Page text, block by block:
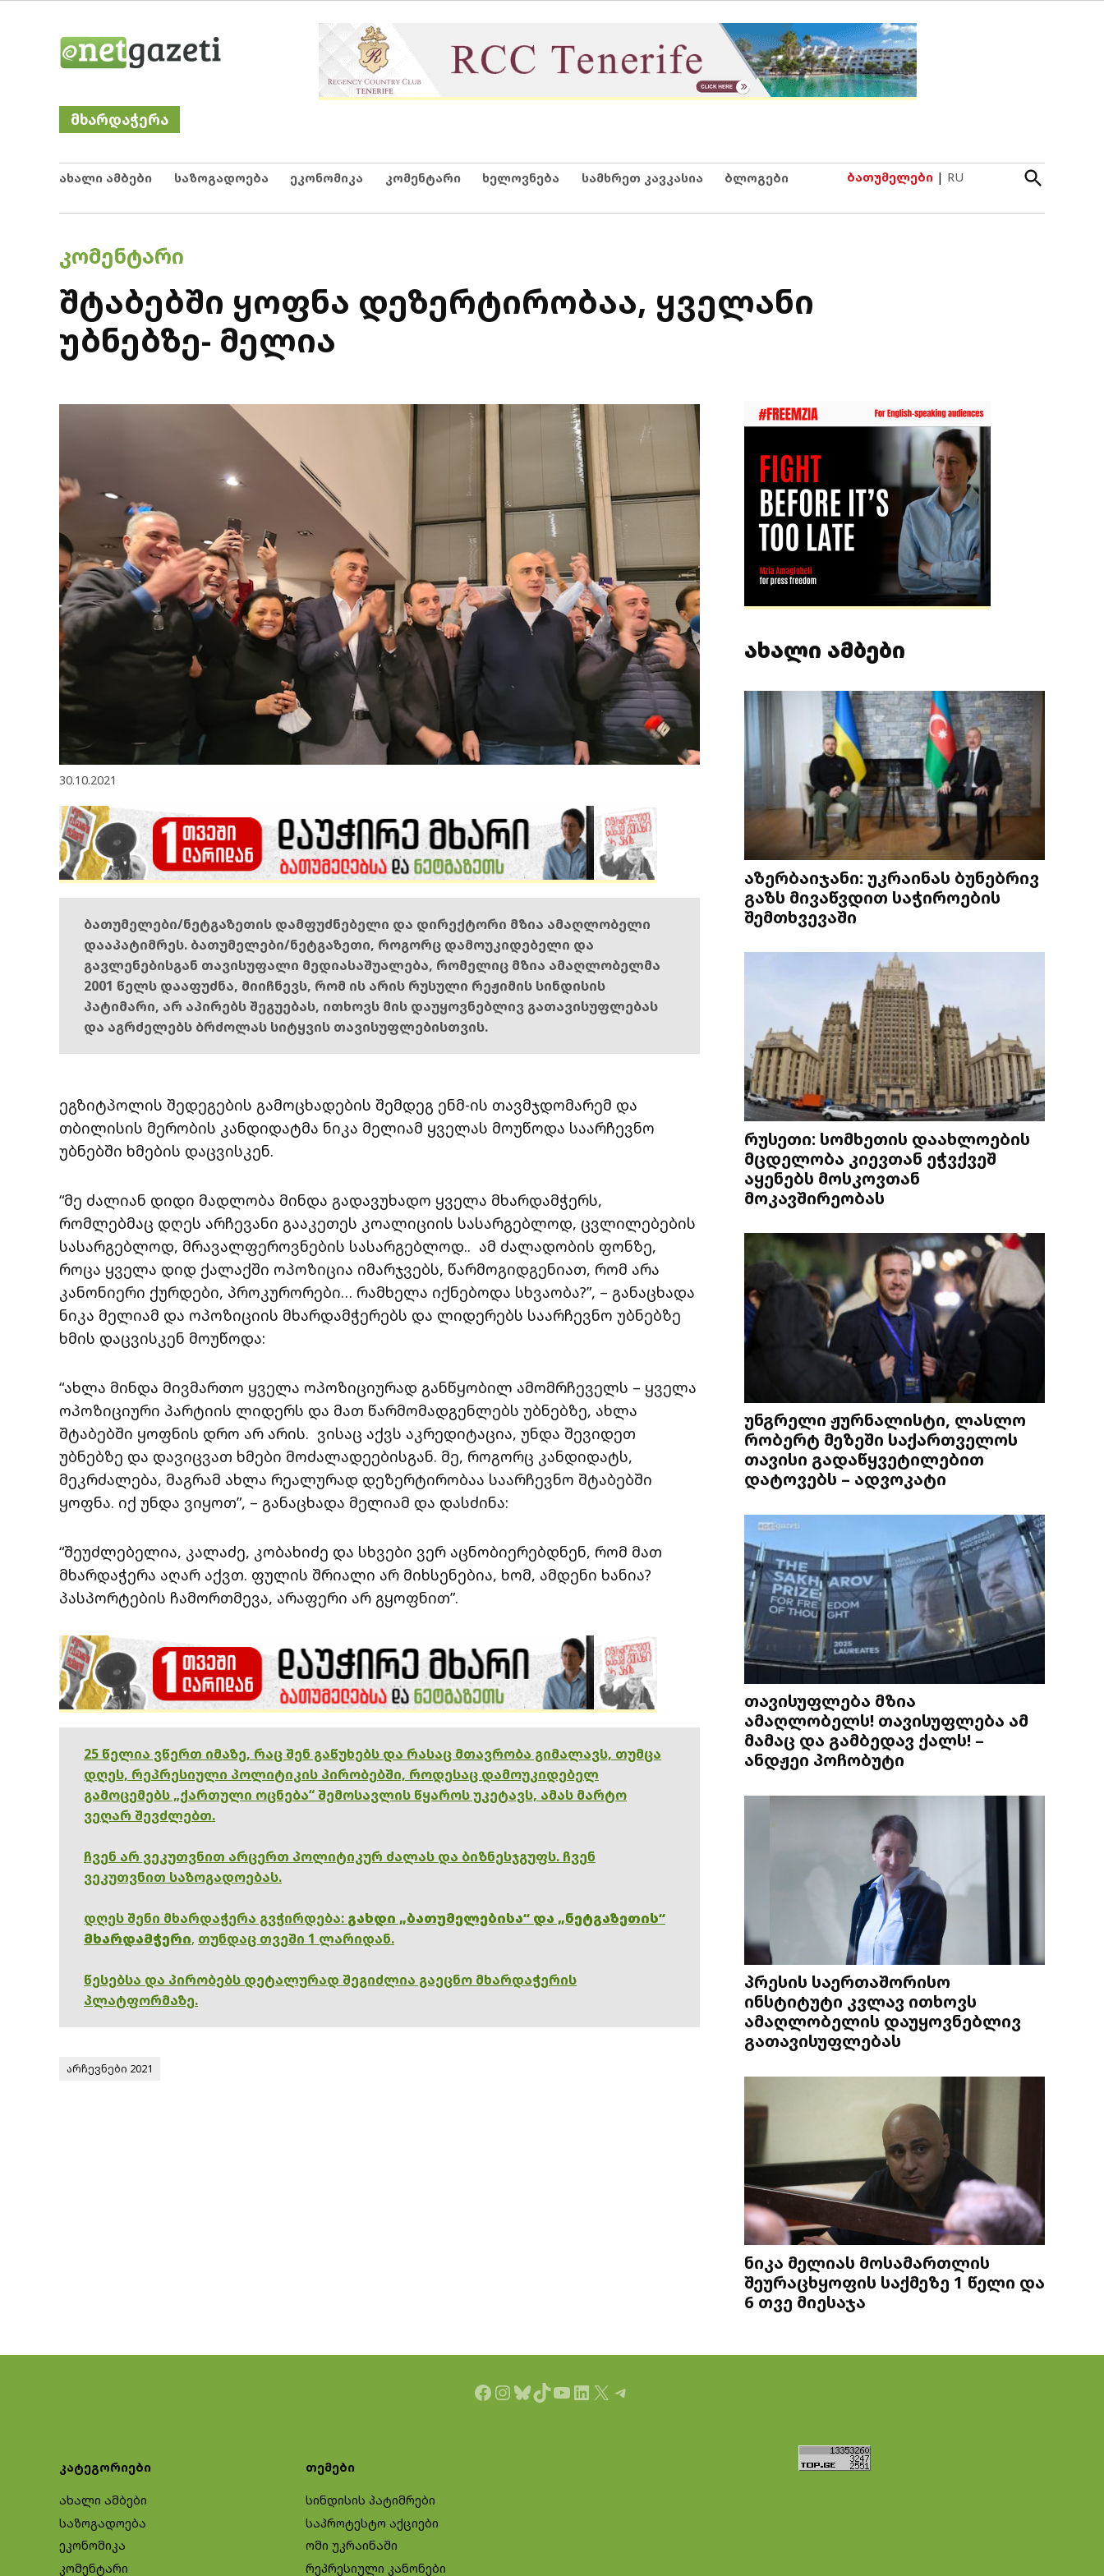
Netgazeti
მხარდაჭერა
ახალი ამბები საზოგადოება ეკონომიკა კომენტარი ხელოვნება სამხრეთ კავკასია ბლოგები ბათუმელები | RU
Open
Search
POSTED
ᲙᲝᲛᲔᲜᲢᲐᲠᲘ
შტაბებში ყოფნა დეზერტირობაა, ყველანი
უბნებზე- მელია
30.10.2021
ბათუმელები/ნეტგაზეთის დამფუძნებელი და დირექტორი მზია ამაღლობელი
დააპატიმრეს. ბათუმელები/ნეტგაზეთი, როგორც დამოუკიდებელი და
გავლენებისგან თავისუფალი მედიასაშუალება, რომელიც მზია ამაღლობელმა
2001 წელს დააფუძნა, მიიჩნევს, რომ ის არის რუსული რეჟიმის სინდისის
პატიმარი, არ აპირებს შეგუებას, ითხოვს მის დაუყოვნებლივ გათავისუფლებას
და აგრძელებს ბრძოლას სიტყვის თავისუფლებისთვის.
ეგზიტპოლის შედეგების გამოცხადების შემდეგ ენმ-ის თავმჯდომარემ და
თბილისის მერობის კანდიდატმა ნიკა მელიამ ყველას მოუწოდა საარჩევნო
უბნებში ხმების დაცვისკენ.
“მე ძალიან დიდი მადლობა მინდა გადავუხადო ყველა მხარდამჭერს,
რომლებმაც დღეს არჩევანი გააკეთეს კოალიციის სასარგებლოდ, ცვლილებების
სასარგებლოდ, მრავალფეროვნების სასარგებლოდ.. ამ ძალადობის ფონზე,
როცა ყველა დიდ ქალაქში ოპოზიცია იმარჯვებს, წარმოგიდგენიათ, რომ არა
კანონიერი ქურდები, პროკურორები… რამხელა იქნებოდა სხვაობა?”, – განაცხადა
ნიკა მელიამ და ოპოზიციის მხარდამჭერებს და ლიდერებს საარჩევნო უბნებზე
ხმის დაცვისკენ მოუწოდა:
“ახლა მინდა მივმართო ყველა ოპოზიციურად განწყობილ ამომრჩეველს – ყველა
ოპოზიციური პარტიის ლიდერს და მათ წარმომადგენლებს უბნებზე, ახლა
შტაბებში ყოფნის დრო არ არის. ვისაც აქვს აკრედიტაცია, უნდა შევიდეთ
უბნებზე და დავიცვათ ხმები მოძალადეებისგან. მე, როგორც კანდიდატს,
მეკრძალება, მაგრამ ახლა რეალურად დეზერტირობაა საარჩევნო შტაბებში
ყოფნა. იქ უნდა ვიყოთ”, – განაცხადა მელიამ და დასძინა:
“შეუძლებელია, კალაძე, კობახიძე და სხვები ვერ აცნობიერებდნენ, რომ მათ
მხარდაჭერა აღარ აქვთ. ფულის შრიალი არ მიხსენებია, ხომ, ამდენი ხანია?
პასპორტების ჩამორთმევა, არაფერი არ გყოფნით”.
25 წელია ვწერთ იმაზე, რაც შენ გაწუხებს და რასაც მთავრობა გიმალავს, თუმცა
დღეს, რეპრესიული პოლიტიკის პირობებში, როდესაც დამოუკიდებელ
გამოცემებს „ქართული ოცნება“ შემოსავლის წყაროს უკეტავს, ამას მარტო
ვეღარ შევძლებთ.
ჩვენ არ ვეკუთვნით არცერთ პოლიტიკურ ძალას და ბიზნესჯგუფს. ჩვენ
ვეკუთვნით საზოგადოებას.
დღეს შენი მხარდაჭერა გვჭირდება: გახდი „ბათუმელებისა“ და „ნეტგაზეთის“
მხარდამჭერი, თუნდაც თვეში 1 ლარიდან.
წესებსა და პირობებს დეტალურად შეგიძლია გაეცნო მხარდაჭერის
პლატფორმაზე.
არჩევნები 2021
ახალი ამბები
აზერბაიჯანი: უკრაინას ბუნებრივ
გაზს მივაწვდით საჭიროების
შემთხვევაში
რუსეთი: სომხეთის დაახლოების
მცდელობა კიევთან ეჭვქვეშ
აყენებს მოსკოვთან
მოკავშირეობას
უნგრელი ჟურნალისტი, ლასლო
რობერტ მეზეში საქართველოს
თავისი გადაწყვეტილებით
დატოვებს – ადვოკატი
თავისუფლება მზია
ამაღლობელს! თავისუფლება ამ
მამაც და გამბედავ ქალს! –
ანდჟეი პოჩობუტი
პრესის საერთაშორისო
ინსტიტუტი კვლავ ითხოვს
ამაღლობელის დაუყოვნებლივ
გათავისუფლებას
ნიკა მელიას მოსამართლის
შეურაცხყოფის საქმეზე 1 წელი და
6 თვე მიესაჯა
Facebook
Instagram
Bluesky
TikTok
YouTube
LinkedIn
X Telegram
კატეგორიები
ახალი ამბები
საზოგადოება
ეკონომიკა
კომენტარი
თემები
სინდისის პატიმრები
საპროტესტო აქციები
ომი უკრაინაში
რეპრესიული კანონები